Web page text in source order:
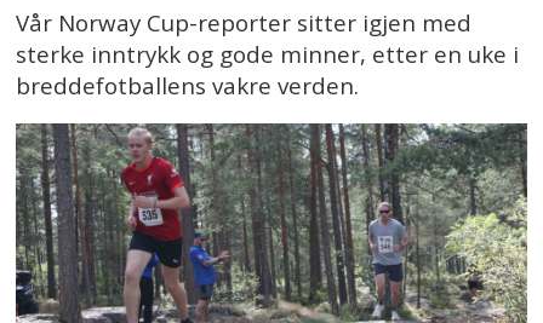
Vår Norway Cup-reporter sitter igjen med
sterke inntrykk og gode minner, etter en uke i
breddefotballens vakre verden.